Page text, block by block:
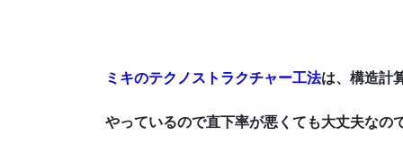
ミキのテクノストラクチャー工法は、構造計
やっているので直下率が悪くても大丈夫なの